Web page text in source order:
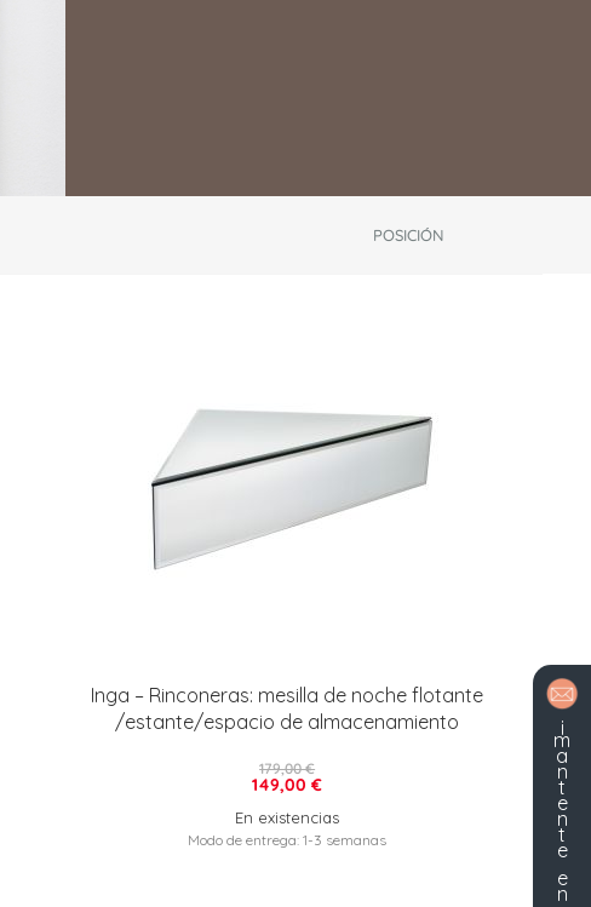
Inga – Rinconeras: mesilla de noche flotante
/estante/espacio de almacenamiento
149,00 €
179,00 €
En existencias
Modo de entrega: 1-3 semanas
¡
m
a
n
t
e
n
t
e
e
n